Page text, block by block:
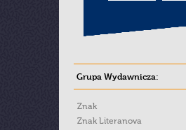
Grupa Wydawnicza:
Znak
Znak Literanova